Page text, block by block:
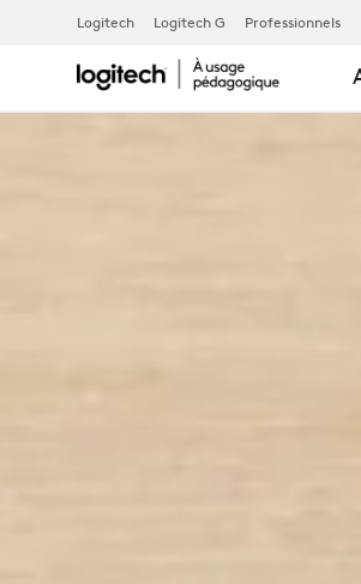
Logitech Logitech G Professionnels